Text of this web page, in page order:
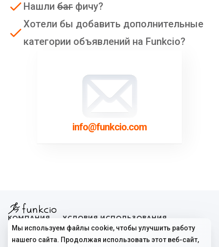
Мы используем файлы cookie, чтобы улучшить работу
нашего сайта. Продолжая использовать этот веб-сайт,
Нашли баг фичу?
Хотели бы добавить дополнительные
категории объявлений на Funkcio?
info@funkcio.com
КОМПАНИЯ
Главная
Все объявления
УСЛОВИЯ ИСПОЛЬЗОВАНИЯ
Правила пользования
Политика использования файлов cookie